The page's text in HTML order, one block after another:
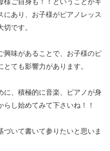
あり、お子様がピアノレッス
です。
興味があることで、お子様のピ
ても影響力があります。
に、積極的に音楽、ピアノが身
し始めてみて下さいね！！
いて書いて参りたいと思いま